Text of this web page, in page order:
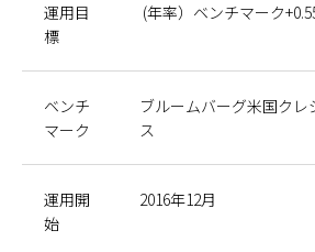
運用目
標
(年率）ベンチマーク
ベンチ
マーク
ブルームバーグ米国クレ
ス
運用開
始
2016年12月